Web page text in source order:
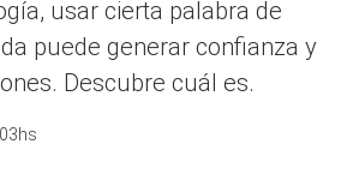
usar cierta palabra de
puede generar confianza y
Descubre cuál es.